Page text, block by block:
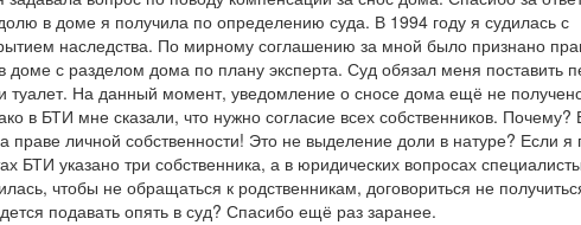
в доме я получила по определению суда. В 1994 году я судилась с
наследства. По мирному соглашению за мной было признано
доме с разделом дома по плану эксперта. Суд обязал меня поставить
туалет. На данный момент, уведомление о сносе дома ещё не
в БТИ мне сказали, что нужно согласие всех собственников. Почему?
личной собственности! Это не выделение доли в натуре? Если я
БТИ указано три собственника, а в юридических вопросах
чтобы не обращаться к родственникам, договориться не
подавать опять в суд? Спасибо ещё раз заранее.